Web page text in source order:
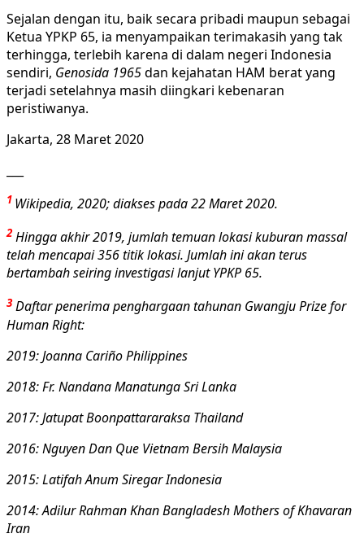
Sejalan dengan itu, baik secara pribadi maupun sebagai
Ketua YPKP 65, ia menyampaikan terimakasih yang tak
terhingga, terlebih karena di dalam negeri Indonesia
sendiri, Genosida 1965dan kejahatan HAM berat yang
terjadi setelahnya masih diingkari kebenaran
peristiwanya.
Jakarta, 28 Maret 2020
1 Wikipedia, 2020; diakses pada 22 Maret 2020.
2 Hingga akhir 2019, jumlah temuan lokasi kuburan massal
telah mencapai 356 titik lokasi. Jumlah ini akan terus
bertambah seiring investigasi lanjut YPKP 65.
3 Daftar penerima penghargaan tahunan Gwangju Prize for
Human Right:
2019:Joanna Cariño Philippines
2018:Fr. Nandana Manatunga Sri Lanka
2017:Jatupat Boonpattararaksa Thailand
2016:Nguyen Dan Que Vietnam Bersih Malaysia
2015:Latifah Anum Siregar Indonesia
2014:Adilur Rahman Khan BangladeshMothers of Khavaran
Iran